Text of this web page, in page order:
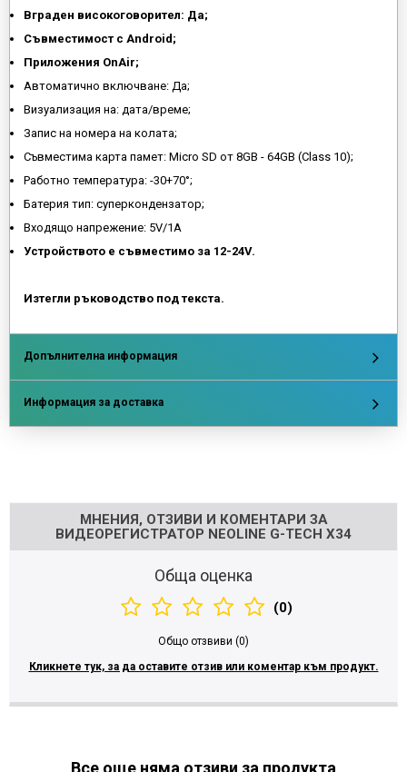
Вграден високоговорител: Да;
Съвместимост с Android;
Приложения OnAir;
Автоматично включване: Да;
Визуализация на: дата/време;
Запис на номера на колата;
Съвместима карта памет: Micro SD от 8GB - 64GB (Class 10);
Работно температура: -30+70°;
Батерия тип: суперкондензатор;
Входящо напрежение: 5V/1A
Устройството е съвместимо за 12-24V.
Изтегли ръководство под текста.
Допълнителна информация
Информация за доставка
МНЕНИЯ, ОТЗИВИ И КОМЕНТАРИ ЗА
ВИДЕОРЕГИСТРАТОР NEOLINE G-TECH X34
Обща оценка
(0)
Общо отзвиви (0)
Кликнете тук, за да оставите отзив или коментар към продукт.
Все още няма отзиви за продукта